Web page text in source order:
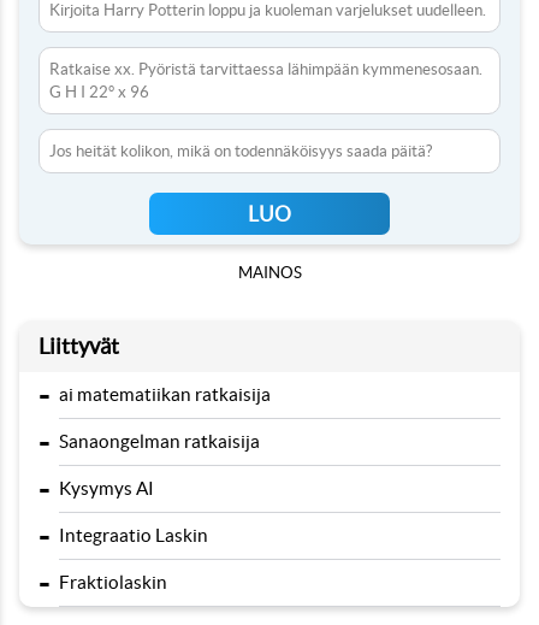
Kirjoita Harry Potterin loppu ja kuoleman varjelukset uudelleen.
Ratkaise xx. Pyöristä tarvittaessa lähimpään kymmenesosaan.
G H I 22° x 96
Jos heität kolikon, mikä on todennäköisyys saada päitä?
LUO
MAINOS
Liittyvät
- ai matematiikan ratkaisija
- Sanaongelman ratkaisija
- Kysymys AI
- Integraatio Laskin
- Fraktiolaskin